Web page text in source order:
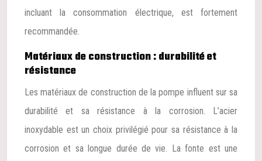
incluant la consommation électrique, est fortement
recommandée.
Matériaux de construction : durabilité et
résistance
Les matériaux de construction de la pompe influent sur sa
durabilité et sa résistance à la corrosion. L’acier
inoxydable est un choix privilégié pour sa résistance à la
corrosion et sa longue durée de vie. La fonte est une